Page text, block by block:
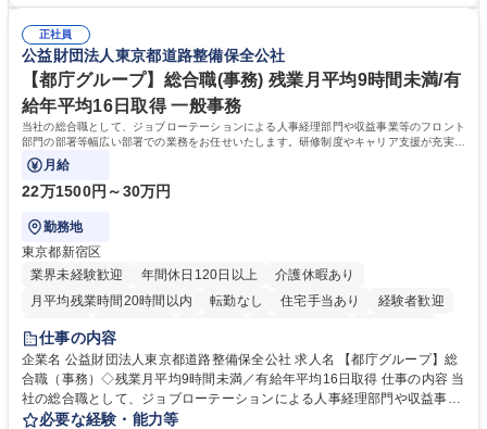
表するインフラ企業 #ポテンシャル採用
72.html ■エネルギーセキュリティの不安定化や気候変動による自然災害の
甚大化など、これまで以上に社会課題解決の重要性が高まっています。
「未来の日常」の創造に向けて持続可能な社会の実現に貢献してまいりま
す。 学歴・資格 学歴：大学院 大学 語学力： 資格：
正社員
公益財団法人東京都道路整備保全公社
【都庁グループ】総合職(事務) 残業月平均9時間未満/有
給年平均16日取得 一般事務
当社の総合職として、ジョブローテーションによる人事経理部門や収益事業等のフロント
部門の部署等幅広い部署での業務をお任せいたします。研修制度やキャリア支援が充実し
ております！ ※下記業務詳細
月給
22万1500円～30万円
勤務地
東京都新宿区
業界未経験歓迎
年間休日120日以上
介護休暇あり
月平均残業時間20時間以内
転勤なし 住宅手当あり
経験者歓迎
研修あり
退職金あり
駅近5分以内
資格取得手当あり 食事補助あり
仕事の内容
企業名 公益財団法人東京都道路整備保全公社 求人名 【都庁グループ】総
合職（事務）◇残業月平均9時間未満／有給年平均16日取得 仕事の内容 当
社の総合職として、ジョブローテーションによる人事経理部門や収益事業
等のフロント部門の部署等幅広い部署での業務をお任せいたします。研修
必要な経験・能力等